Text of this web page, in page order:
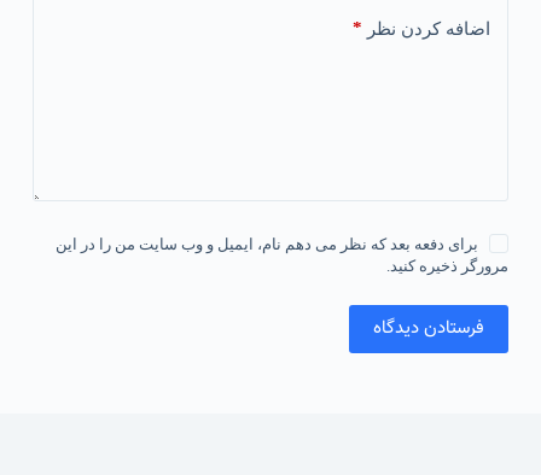
اضافه کردن نظر *
برای دفعه بعد که نظر می دهم نام، ایمیل و وب سایت من را در این
مرورگر ذخیره کنید.
فرستادن دیدگاه